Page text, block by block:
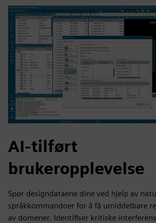
AI-tilført
brukeropplevelse
Spør designdataene dine ved hjelp av
språkkommandoer for å få umiddelbare
av domener. Identifiser kritiske